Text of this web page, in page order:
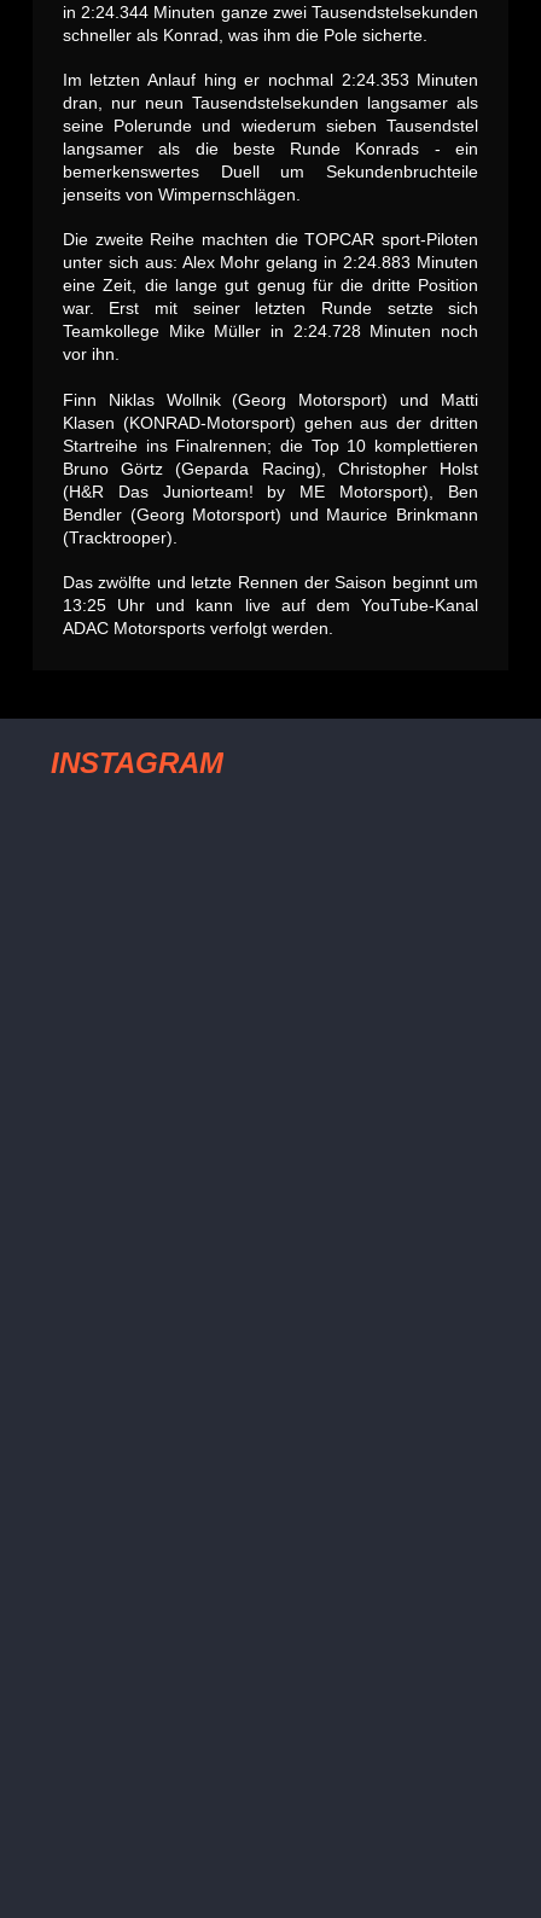
in 2:24.344 Minuten ganze zwei Tausendstelsekunden
schneller als Konrad, was ihm die Pole sicherte.
Im letzten Anlauf hing er nochmal 2:24.353 Minuten
dran, nur neun Tausendstelsekunden langsamer als
seine Polerunde und wiederum sieben Tausendstel
langsamer als die beste Runde Konrads - ein
bemerkenswertes Duell um Sekundenbruchteile
jenseits von Wimpernschlägen.
Die zweite Reihe machten die TOPCAR sport-Piloten
unter sich aus: Alex Mohr gelang in 2:24.883 Minuten
eine Zeit, die lange gut genug für die dritte Position
war. Erst mit seiner letzten Runde setzte sich
Teamkollege Mike Müller in 2:24.728 Minuten noch
vor ihn.
Finn Niklas Wollnik (Georg Motorsport) und Matti
Klasen (KONRAD-Motorsport) gehen aus der dritten
Startreihe ins Finalrennen; die Top 10 komplettieren
Bruno Görtz (Geparda Racing), Christopher Holst
(H&R Das Juniorteam! by ME Motorsport), Ben
Bendler (Georg Motorsport) und Maurice Brinkmann
(Tracktrooper).
Das zwölfte und letzte Rennen der Saison beginnt um
13:25 Uhr und kann live auf dem YouTube-Kanal
ADAC Motorsports verfolgt werden.
INSTAGRAM